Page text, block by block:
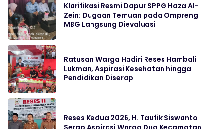
Klarifikasi Resmi Dapur SPPG Haza Al-
Zein: Dugaan Temuan pada Ompreng
MBG Langsung Dievaluasi
Ratusan Warga Hadiri Reses Hambali
Lukman, Aspirasi Kesehatan hingga
Pendidikan Diserap
Reses Kedua 2026, H. Taufik Siswanto